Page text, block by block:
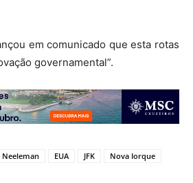
em comunicado que esta rotas
governamental”.
Neeleman EUA JFK
Nova Iorque